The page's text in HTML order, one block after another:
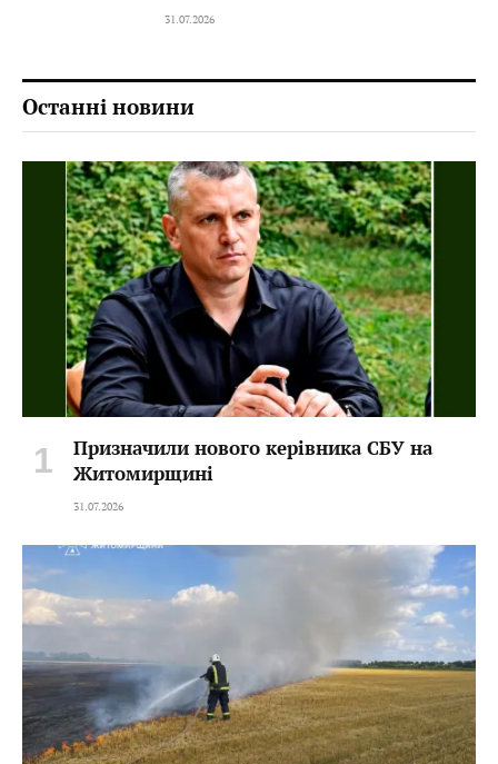
31.07.2026
Останні новини
Призначили нового керівника СБУ на
Житомирщині
31.07.2026